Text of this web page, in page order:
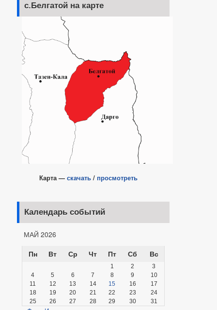
с.Белгатой на карте
Карта — скачать / просмотреть
Календарь событий
МАЙ 2026
Пн
Вт Ср Чт Пт Сб Вс
1 2
3
4
5 6 7 8 9
10
11
12 13 14 15 16
17
18
19 20 21 22 23
24
25
26 27 28 29 30 31